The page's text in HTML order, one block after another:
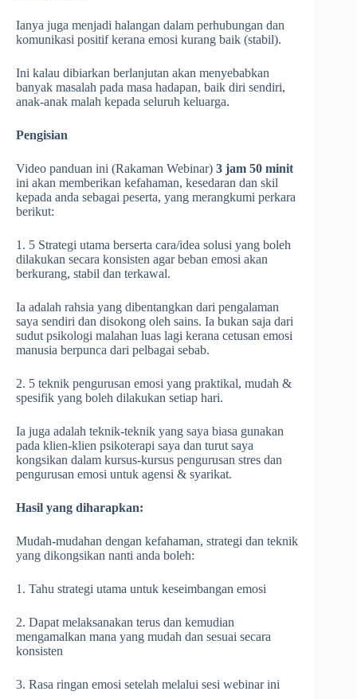
Ianya juga menjadi halangan dalam perhubungan dan
komunikasi positif kerana emosi kurang baik (stabil).
Ini kalau dibiarkan berlanjutan akan menyebabkan
banyak masalah pada masa hadapan, baik diri sendiri,
anak-anak malah kepada seluruh keluarga.
Pengisian
Video panduan ini (Rakaman Webinar) 3 jam 50 minit
ini akan memberikan kefahaman, kesedaran dan skil
kepada anda sebagai peserta, yang merangkumi perkara
berikut:
1. 5 Strategi utama berserta cara/idea solusi yang boleh
dilakukan secara konsisten agar beban emosi akan
berkurang, stabil dan terkawal.
Ia adalah rahsia yang dibentangkan dari pengalaman
saya sendiri dan disokong oleh sains. Ia bukan saja dari
sudut psikologi malahan luas lagi kerana cetusan emosi
manusia berpunca dari pelbagai sebab.
2. 5 teknik pengurusan emosi yang praktikal, mudah &
spesifik yang boleh dilakukan setiap hari.
Ia juga adalah teknik-teknik yang saya biasa gunakan
pada klien-klien psikoterapi saya dan turut saya
kongsikan dalam kursus-kursus pengurusan stres dan
pengurusan emosi untuk agensi & syarikat.
Hasil yang diharapkan:
Mudah-mudahan dengan kefahaman, strategi dan teknik
yang dikongsikan nanti anda boleh:
1. Tahu strategi utama untuk keseimbangan emosi
2. Dapat melaksanakan terus dan kemudian
mengamalkan mana yang mudah dan sesuai secara
konsisten
3. Rasa ringan emosi setelah melalui sesi webinar ini